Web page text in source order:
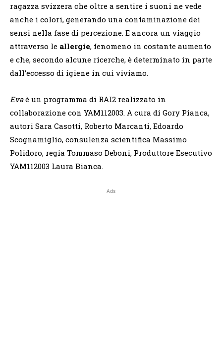
ragazza svizzera che oltre a sentire i suoni ne vede
anche i colori, generando una contaminazione dei
sensi nella fase di percezione. E ancora un viaggio
attraverso le allergie, fenomeno in costante aumento
e che, secondo alcune ricerche, è determinato in parte
dall’eccesso di igiene in cui viviamo.
Evaè un programma di RAI2 realizzato in
collaborazione con YAM112003. A cura di Gory Pianca,
autori Sara Casotti, Roberto Marcanti, Edoardo
Scognamiglio, consulenza scientifica Massimo
Polidoro, regia Tommaso Deboni, Produttore Esecutivo
YAM112003 Laura Bianca.
Ads